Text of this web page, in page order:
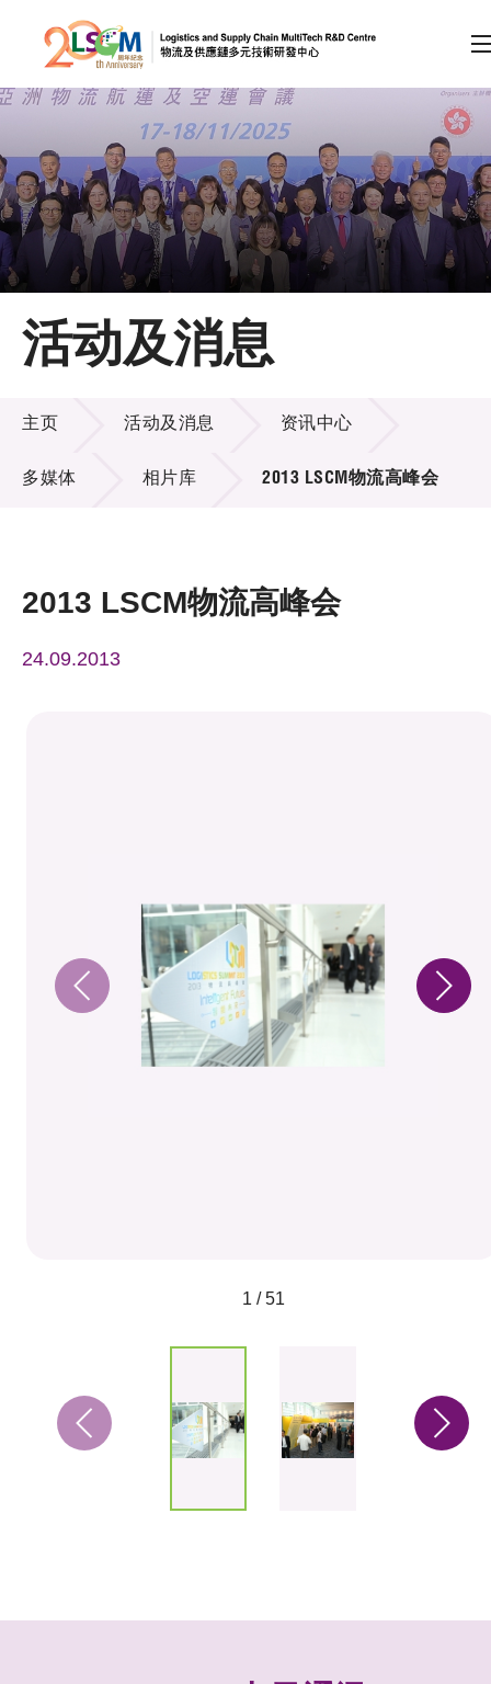
跳到内容（按回车键）
会员登录
A A EN 繁 简
主页
关于LSCM
技术商品化
项目及资助计划
活动及消息
活动及消息
活动及消息
主页 活动及消息 资讯中心
多媒体 相片库 2013 LSCM物流高峰会
2013 LSCM物流高峰会
24.09.2013
1 / 51